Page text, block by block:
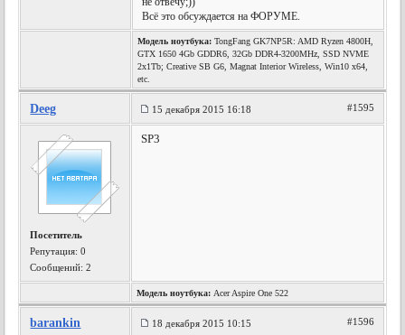
Всё это обсуждается на ФОРУМЕ.
Модель ноутбука: TongFang GK7NP5R: AMD Ryzen 4800H,
GTX 1650 4Gb GDDR6, 32Gb DDR4-3200MHz, SSD NVME
2x1Tb; Creative SB G6, Magnat Interior Wireless, Win10 x64,
etc.
Deeg 15 декабря 2015 16:18 #1595
Посетитель
Репутация:0
Сообщений: 2
SP3
Модель ноутбука: Acer Aspire One 522
barankin 18 декабря 2015 10:15 #1596